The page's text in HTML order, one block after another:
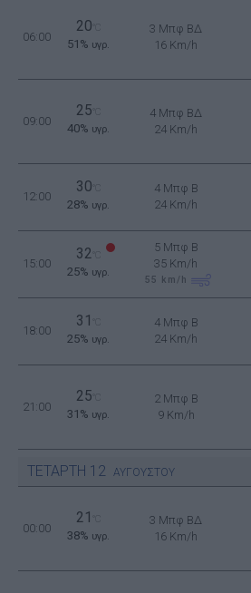
06:00
20
51% υγρ.
3 Μπφ ΒΔ
16 Km/h
09:00
25
40% υγρ.
4 Μπφ ΒΔ
24 Km/h
12:00
30
28% υγρ.
4 Μπφ B
24 Km/h
15:00
32
25% υγρ.
5 Μπφ B
35 Km/h
55 km/h
18:00
31
25% υγρ.
4 Μπφ B
24 Km/h
21:00
25
31% υγρ.
2 Μπφ B
9 Km/h
ΤΕΤΑΡΤΗ 12 ΑΥΓΟΥΣΤΟΥ
00:00
21
38% υγρ.
3 Μπφ ΒΔ
16 Km/h